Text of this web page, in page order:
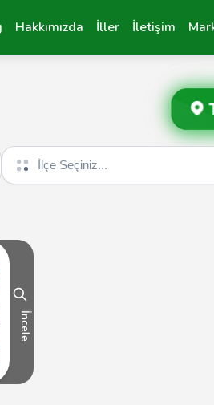
Hakkımızda İller İletişim
İlçe seçin
İncele